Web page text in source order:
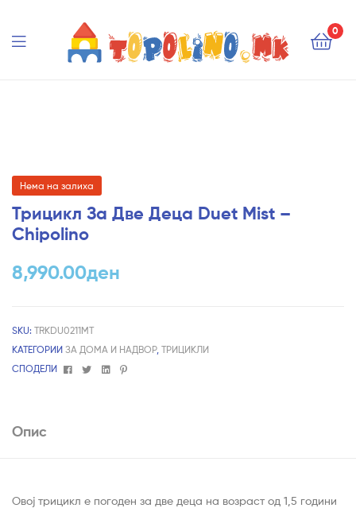
0
Нема на залиха
Трицикл За Две Деца Duet Mist –
Chipolino
8,990.00ден
SKU: TRKDU0211MT
КАТЕГОРИИ ЗА ДОМА И НАДВОР, ТРИЦИКЛИ
СПОДЕЛИ
FacebookTwitterLinkedin
Pinterest
Опис
Овој трицикл е погоден за две деца на возраст од 1,5 години